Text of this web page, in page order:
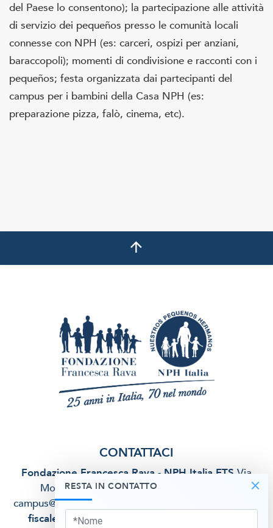
del Paese lo consentono); la partecipazione alle attività
di servizio dei pequeños presso le comunità locali
connesse con NPH (es: carceri, ospizi per anziani,
baraccopoli); momenti di condivisione e racconti con i
pequeños; festa organizzata dai partecipanti del
campus per i bambini della Casa NPH (es:
preparazione pizza, falò, cinema, etc).
×
RESTA IN CONTATTO
CONTATTACI
Fondazione Francesca Rava - NPH Italia ETS Via
Montebello, 27 - 20121 Milano (MI)
campus@nphitalia.org
fiscale:
97264070158